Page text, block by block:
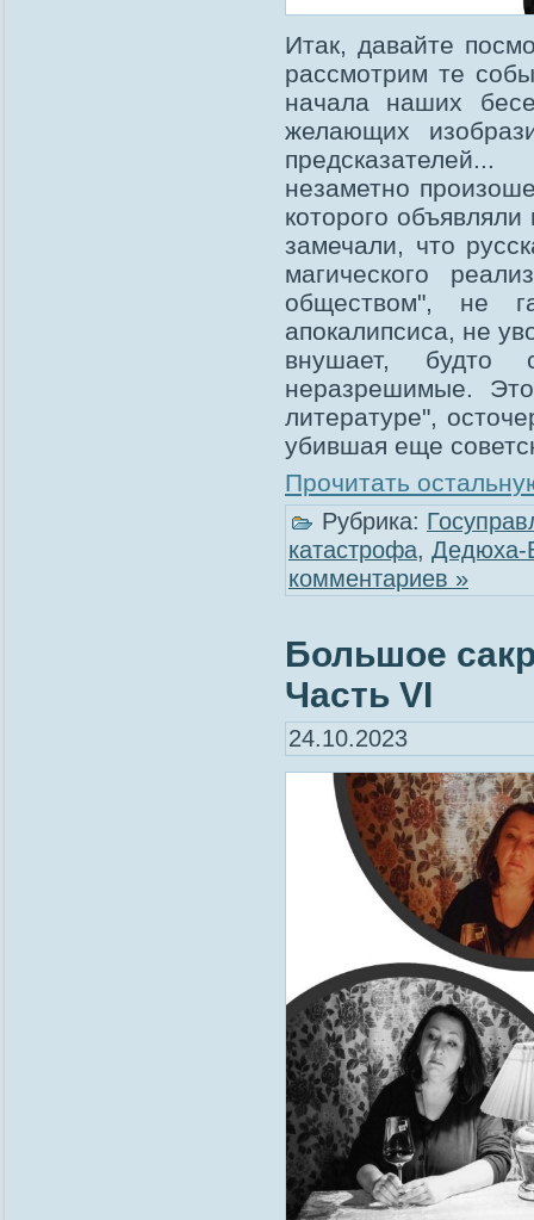
Итак, давайте
рассмотрим те
начала наших
желающих
незаметно
которого
замечали, что
магического
обществом", не
апокалипсиса, не
внушает,
неразрешимые.
литературе",
убившая еще
Прочитать
Рубрика:
катастрофа, Дедюха-
комментариев »
Большое
Часть VI
24.10.2023